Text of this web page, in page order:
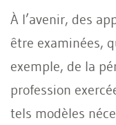
À l’avenir, des
être examinées,
exemple, de la
profession
tels modèles